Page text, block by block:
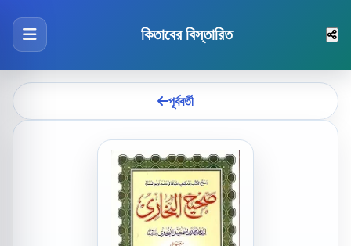
কিতাবের বিস্তারিত
পূর্ববর্তী